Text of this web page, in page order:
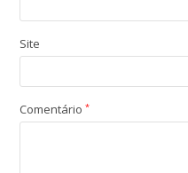
Site
Comentário*